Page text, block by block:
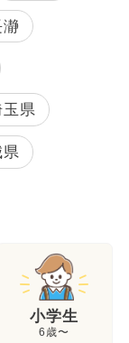
玉県
県
小学生
6歳〜